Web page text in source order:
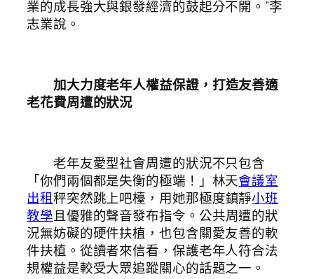
業的成長強大與銀發經濟的鼓起分不開。”李
志業說。
加大力度老年人權益保證，打造友善適
老花費周遭的狀況
老年友愛型社會周遭的狀況不只包含
「你們兩個都是失衡的極端！」林天會議室
出租秤突然跳上吧檯，用她那極度鎮靜小班
教學且優雅的聲音發布指令。公共周遭的狀
況無妨礙的硬件扶植，也包含關愛友善的軟
件扶植。從讀者來信看，保護老年人符合法
規權益是較受大眾追蹤關心的話題之一。